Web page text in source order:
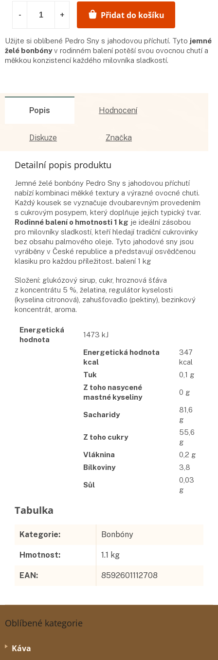
Přidat do košíku
Užijte si oblíbené Pedro Sny s jahodovou příchutí. Tyto jemné
želé bonbónyv rodinném balení potěší svou ovocnou chutí a
měkkou konzistencí každého milovníka sladkostí.
Popis Hodnocení
Diskuze Značka
Detailní popis produktu
Jemné želé bonbóny Pedro Sny s jahodovou příchutí
nabízí kombinaci měkké textury a výrazné ovocné chuti.
Každý kousek se vyznačuje dvoubarevným provedením
s cukrovým posypem, který doplňuje jejich typický tvar.
Rodinné balení o hmotnosti 1 kg je ideální zásobou
pro milovníky sladkostí, kteří hledají tradiční cukrovinky
bez obsahu palmového oleje. Tyto jahodové sny jsou
vyráběny v České republice a představují osvědčenou
klasiku pro každou příležitost. balení 1 kg
Složení: glukózový sirup, cukr, hroznová šťáva
z koncentrátu 5 %, želatina, regulátor kyselosti
(kyselina citronová), zahušťovadlo (pektiny), bezinkový
koncentrát, aroma.
Energetická
hodnota
1473 kJ
Energetická hodnota
kcal
347
kcal
Tuk
0,1 g
Z toho nasycené
mastné kyseliny
0 g
Sacharidy
81,6
g
Z toho cukry
55,6
g
Vláknina
0,2 g
Bílkoviny
3,8
Sůl
0,03
g
Kategorie: Bonbóny
Hmotnost: 1.1 kg
EAN: 8592601112708
Oblíbené kategorie
Káva